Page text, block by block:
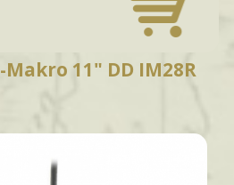
11" DD IM28R